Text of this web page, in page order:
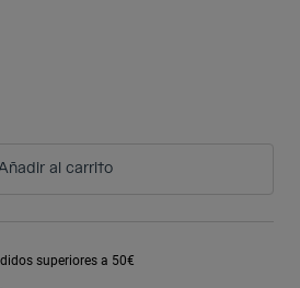
al carrito
superiores a 50€